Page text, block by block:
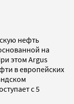
нефть
на
этом Argus
в европейских
с 5